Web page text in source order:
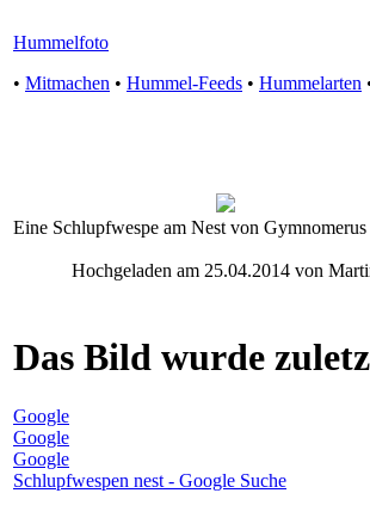
Hummelfoto
• Mitmachen • Hummel-Feeds • Hummelarten
Eine Schlupfwespe am Nest von Gymnomerus
Hochgeladen am 25.04.2014 von
Das Bild wurde
Google
Google
Google
Schlupfwespen nest - Google Suche